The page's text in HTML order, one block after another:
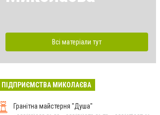
Всі матеріали тут
ПІДПРИЄМСТВА МИКОЛАЄВА
Гранітна майстерня "Душа"